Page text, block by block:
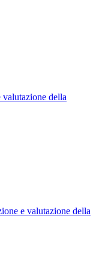
valutazione della
e valutazione della